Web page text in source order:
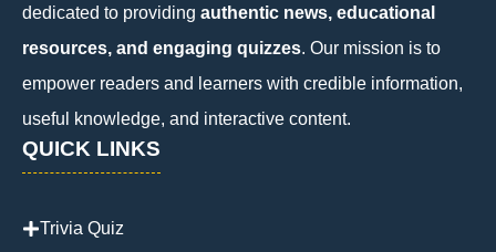
dedicated to providing authentic news, educational
resources, and engaging quizzes. Our mission is to
empower readers and learners with credible information,
useful knowledge, and interactive content.
QUICK LINKS
Trivia Quiz